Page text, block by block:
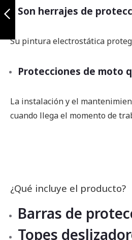
125 kit del/tras
Anterior
Son herrajes de
Su pintura electrostática
Protecciones de moto
La instalación y el
cuando llega el momento de
¿Qué incluye el producto?
Barras de
Topes